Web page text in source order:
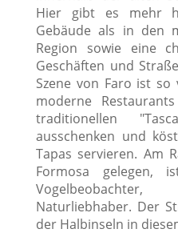
Hier gibt es mehr
Gebäude als in den
Region sowie eine
Geschäften und
Szene von Faro ist so
moderne
traditionellen
ausschenken und
Tapas servieren. Am
Formosa gelegen,
Naturliebhaber. Der
der Halbinseln in